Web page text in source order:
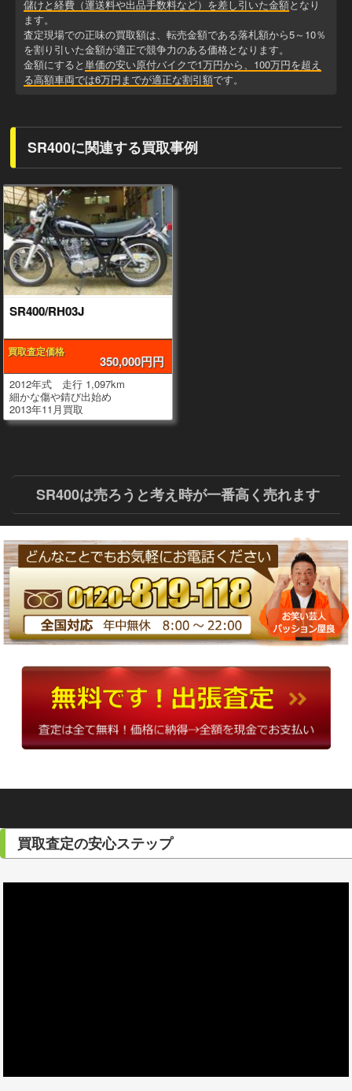
儲けと経費（運送料や出品手数料など）を差し引いた金額となり
ます。
査定現場での正味の買取額は、転売金額である落札額から5～10％
を割り引いた金額が適正で競争力のある価格となります。
金額にすると単価の安い原付バイクで1万円から、100万円を超え
る高額車両では6万円までが適正な割引額です。
SR400に関連する買取事例
SR400/RH03J
買取査定価格
350,000円円
2012年式 走行 1,097km
細かな傷や錆び出始め
2013年11月買取
SR400は売ろうと考え時が一番高く売れます
買取査定の安心ステップ